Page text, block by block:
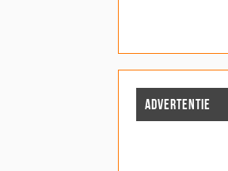
ADVERTENTIE